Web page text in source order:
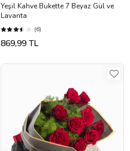
Yeşil Kahve Bukette 7 Beyaz Gül ve
Lavanta
(6)
869,99 TL